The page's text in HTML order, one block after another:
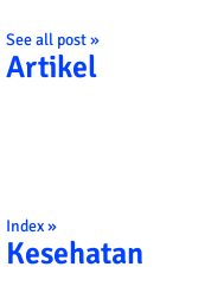
See all post »
Artikel
Index »
Kesehatan